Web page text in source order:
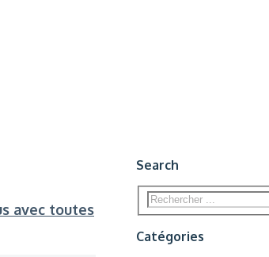
avec toutes
Search
Catégories